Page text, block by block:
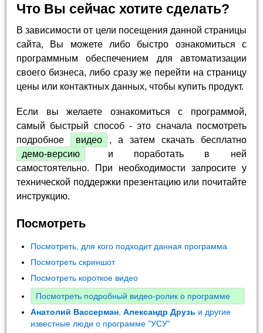
Что Вы сейчас хотите сделать?
В зависимости от цели посещения данной страницы
сайта, Вы можете либо быстро ознакомиться с
программным обеспечением для автоматизации
своего бизнеса, либо сразу же перейти на страницу
цены или контактных данных, чтобы купить продукт.
Если вы желаете ознакомиться с программой,
самый быстрый способ - это сначала посмотреть
подробное
видео
, а затем скачать бесплатно
демо-версию
и поработать в ней
самостоятельно. При необходимости запросите у
технической поддержки презентацию или почитайте
инструкцию.
Посмотреть
Посмотреть, для кого подходит данная программа
Посмотреть скриншот
Посмотреть короткое видео
Посмотреть подробный видео-ролик о программе
Анатолий Вассерман ,Александр Друзь и другие
известные люди о программе "УСУ"